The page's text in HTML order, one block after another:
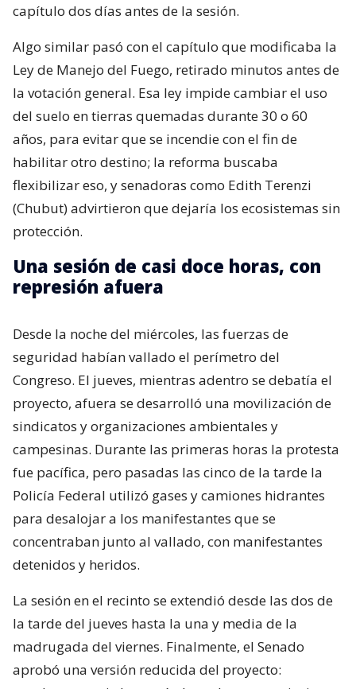
capítulo dos días antes de la sesión.
Algo similar pasó con el capítulo que modificaba la
Ley de Manejo del Fuego, retirado minutos antes de
la votación general. Esa ley impide cambiar el uso
del suelo en tierras quemadas durante 30 o 60
años, para evitar que se incendie con el fin de
habilitar otro destino; la reforma buscaba
flexibilizar eso, y senadoras como Edith Terenzi
(Chubut) advirtieron que dejaría los ecosistemas sin
protección.
Una sesión de casi doce horas, con
represión afuera
Desde la noche del miércoles, las fuerzas de
seguridad habían vallado el perímetro del
Congreso. El jueves, mientras adentro se debatía el
proyecto, afuera se desarrolló una movilización de
sindicatos y organizaciones ambientales y
campesinas. Durante las primeras horas la protesta
fue pacífica, pero pasadas las cinco de la tarde la
Policía Federal utilizó gases y camiones hidrantes
para desalojar a los manifestantes que se
concentraban junto al vallado, con manifestantes
detenidos y heridos.
La sesión en el recinto se extendió desde las dos de
la tarde del jueves hasta la una y media de la
madrugada del viernes. Finalmente, el Senado
aprobó una versión reducida del proyecto: